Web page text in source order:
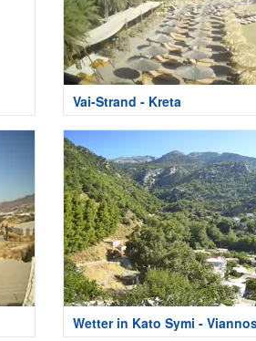
Vai-Strand - Kreta
Wetter in Kato Symi -